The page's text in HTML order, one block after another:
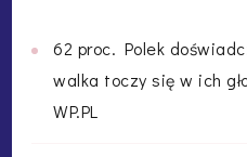
62 proc. Polek
walka toczy się w ich
WP.PL